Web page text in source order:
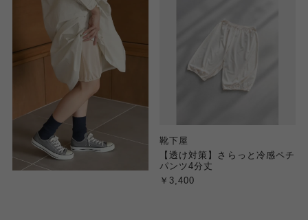
靴下屋
【透け対策】さらっと冷感ペチ
パンツ4分丈
￥3,400